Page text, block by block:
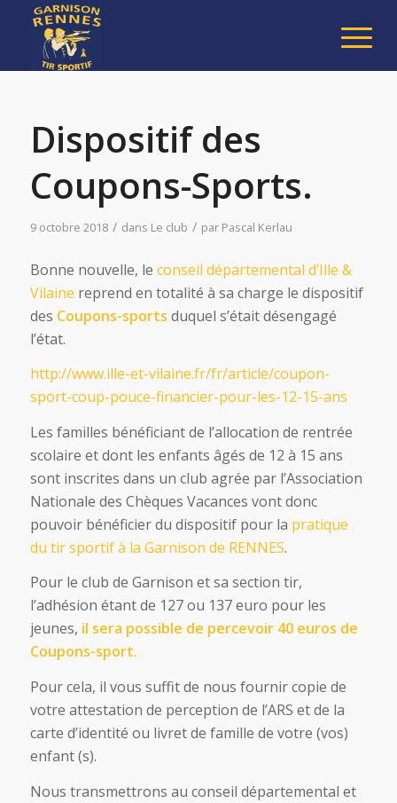
Dispositif des
Coupons-Sports.
9 octobre 2018 / dans Le club / par Pascal Kerlau
Bonne nouvelle, le conseil départemental d’Ille &
Vilaine reprend en totalité à sa charge le dispositif
des Coupons-sports duquel s’était désengagé
l’état.
http://www.ille-et-vilaine.fr/fr/article/coupon-
sport-coup-pouce-financier-pour-les-12-15-ans
Les familles bénéficiant de l’allocation de rentrée
scolaire et dont les enfants âgés de 12 à 15 ans
sont inscrites dans un club agrée par l’Association
Nationale des Chèques Vacances vont donc
pouvoir bénéficier du dispositif pour la pratique
du tir sportif à la Garnison de RENNES.
Pour le club de Garnison et sa section tir,
l’adhésion étant de 127 ou 137 euro pour les
jeunes, il sera possible de percevoir 40 euros de
Coupons-sport.
Pour cela, il vous suffit de nous fournir copie de
votre attestation de perception de l’ARS et de la
carte d’identité ou livret de famille de votre (vos)
enfant (s).
Nous transmettrons au conseil départemental et